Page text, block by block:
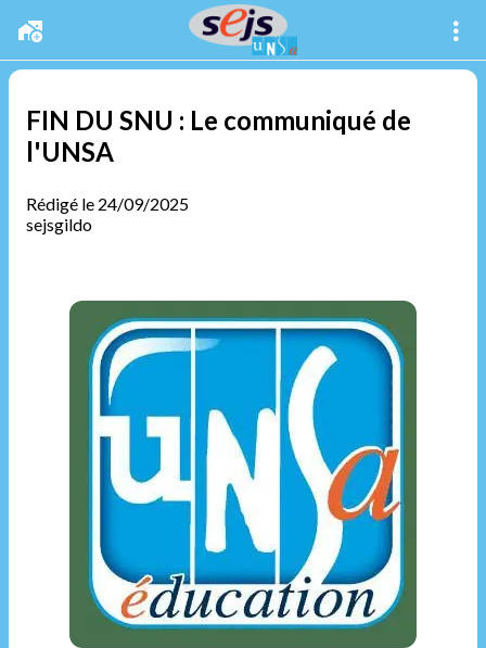
FIN DU SNU : Le communiqué de
l'UNSA
Rédigé le 24/09/2025
sejsgildo